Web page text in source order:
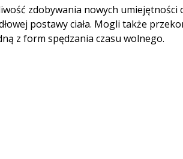
zdobywania nowych umiejętności
postawy ciała. Mogli także
z form spędzania czasu wolnego.